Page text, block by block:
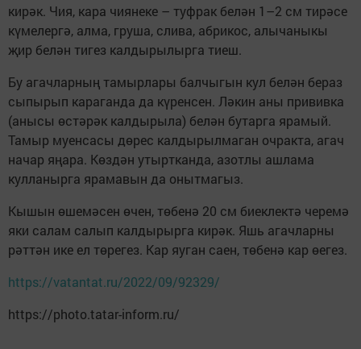
кирәк. Чия, кара чиянеке – туфрак белән 1–2 см тирәсе
күмелергә, алма, груша, слива, абрикос, алычаныкы
җир белән тигез калдырылырга тиеш.
Бу агачларның тамырлары балчыгын кул белән бераз
сыпырып караганда да күренсен. Ләкин аны прививка
(анысы өстәрәк калдырыла) белән бутарга ярамый.
Тамыр муенсасы дөрес калдырылмаган очракта, агач
начар яңара. Көздән утыртканда, азотлы ашлама
кулланырга ярамавын да онытмагыз.
Кышын өшемәсен өчен, төбенә 20 см биеклектә черемә
яки салам салып калдырырга кирәк. Яшь агачларны
рәттән ике ел төрегез. Кар яуган саен, төбенә кар өегез.
https://vatantat.ru/2022/09/92329/
https://photo.tatar-inform.ru/